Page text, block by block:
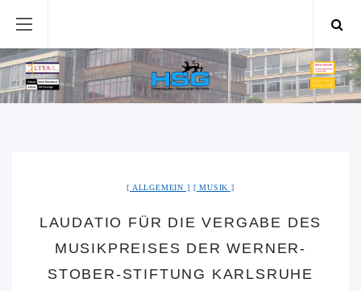
ALLGEMEIN MUSIK
LAUDATIO FÜR DIE VERGABE DES
MUSIKPREISES DER WERNER-
STOBER-STIFTUNG KARLSRUHE